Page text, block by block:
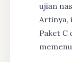
ujian
Artinya,
Paket C